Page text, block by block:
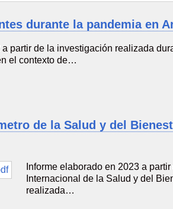
durante la pandemia en
a partir de la investigación realizada
el contexto de…
de la Salud y del
Informe elaborado en 2023 a
Internacional de la Salud y del
realizada…